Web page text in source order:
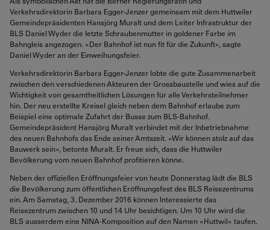
Verkehrsdirektorin Barbara Egger-Jenzer gemeinsam mit dem Huttwiler
Gemeindepräsidenten Hansjörg Muralt und dem Leiter Infrastruktur der
BLS Daniel Wyder die letzte Schraubenmutter in goldener Farbe im
Bahngleis angezogen. «Der Bahnhof ist nun fit für die Zukunft», sagte
Daniel Wyder an der Einweihungsfeier.
Verkehrsdirektorin Barbara Egger-Jenzer lobte die gute Zusammenarbeit
zwischen den verschiedenen Akteuren der Grossbaustelle und wies auf die
Wichtigkeit von gesamtheitlichen Lösungen für alle Verkehrsteilnehmer
hin. Der neu erstellte Kreisel gleich neben dem Bahnhof erlaube zum
Beispiel eine optimale Zufahrt der Busse zum BLS-Bahnhof.
Gemeindepräsident Hansjörg Muralt verbindet mit der Inbetriebnahme
des neuen Bahnhofs das Ende seiner Amtszeit. «Wir können stolz auf das
Bauwerk sein», betonte Muralt. Er freue sich, dass die Huttwiler
Bevölkerung vom neuen Bahnhof profitieren könne.
Neben der offiziellen Eröffnungsfeier von heute Donnerstag lädt die BLS
die Bevölkerung zum öffentlichen Eröffnungsfest des BLS Reisezentrums
ein. Am Samstag, 3. Dezember 2016 können Interessierte das
Reisezentrum zwischen 10 und 14 Uhr besichtigen. Um 10 Uhr wird die
BLS ausserdem eine NINA-Komposition auf den Namen «Huttwil» taufen.